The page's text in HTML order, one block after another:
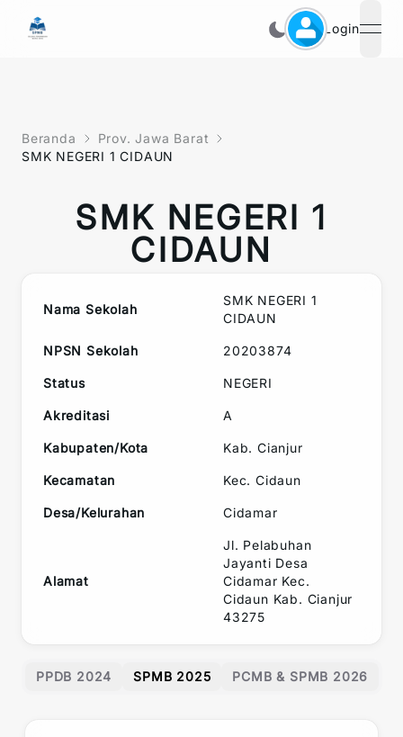
Login
Beranda
Prov. Jawa Barat
SMK NEGERI 1 CIDAUN
SMK NEGERI 1
CIDAUN
Nama Sekolah
SMK NEGERI 1
CIDAUN
NPSN Sekolah 20203874
Status NEGERI
Akreditasi A
Kabupaten/Kota Kab. Cianjur
Kecamatan Kec. Cidaun
Desa/Kelurahan Cidamar
Alamat
Jl. Pelabuhan
Jayanti Desa
Cidamar Kec.
Cidaun Kab. Cianjur
43275
PPDB 2024 SPMB 2025 PCMB & SPMB 2026